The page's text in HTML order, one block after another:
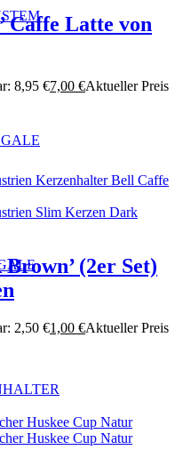
Caffe Latte von
8,95 €7,00 €Aktueller Preis
(2er Set)
2,50 €1,00 €Aktueller Preis